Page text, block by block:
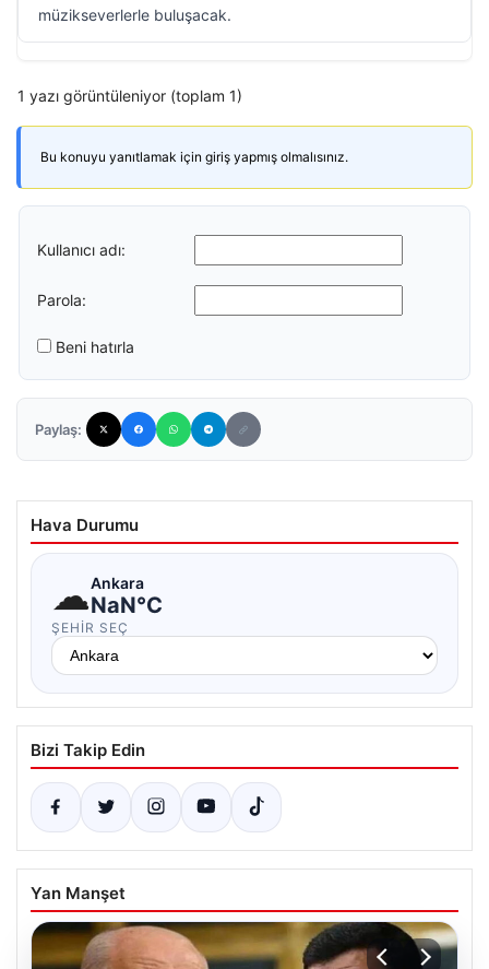
müzikseverlerle buluşacak.
1 yazı görüntüleniyor (toplam 1)
Bu konuyu yanıtlamak için giriş yapmış olmalısınız.
Kullanıcı adı:
Parola:
Beni hatırla
Paylaş:
Hava Durumu
☁Ankara
NaN°C
ŞEHIR SEÇ
Bizi Takip Edin
Yan Manşet